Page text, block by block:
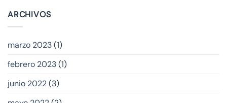
ARCHIVOS
marzo 2023(1)
febrero 2023(1)
junio 2022(3)